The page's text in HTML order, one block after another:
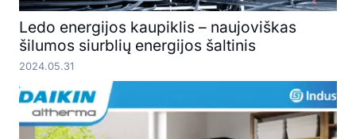
Ledo energijos kaupiklis – naujoviškas
šilumos siurblių energijos šaltinis
2024.05.31